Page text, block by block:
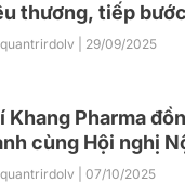
thương, tiếp
trường tại Điện
| 29/09/2025
Khang Pharma
cùng Hội nghị
hóa Can thiệp
| 07/10/2025